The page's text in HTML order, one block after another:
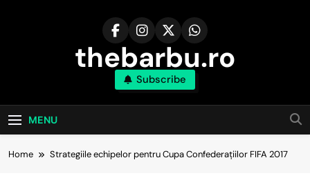
thebarbu.ro
Subscribe
MENU
Home Strategiile echipelor pentru Cupa Confederațiilor FIFA 2017